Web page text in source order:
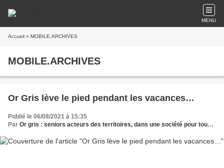
MENU
Accueil » MOBILE.ARCHIVES
MOBILE.ARCHIVES
Or Gris lève le pied pendant les vacances…
Publié le 06/08/2021 à 15:35
Par Or gris : seniors acteurs des territoires, dans une société pour tous les âges